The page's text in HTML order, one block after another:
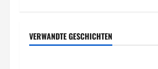
s
n
VERWANDTE GESCHICHTEN
Rechtliches Vorsicht Risiko!